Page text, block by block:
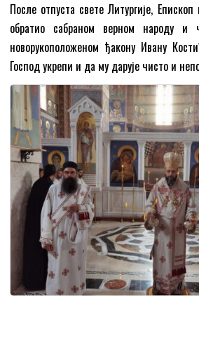
После отпуста свете Литургије,
обратио сабраном верном народу и
новорукоположеном ђакону Ивану
Господ укрепи и да му дарује чисто и